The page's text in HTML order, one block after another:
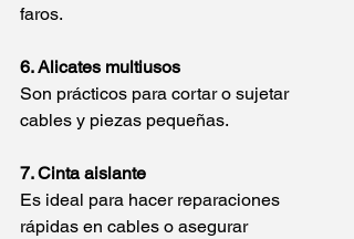
faros.
6. Alicates multiusos
Son prácticos para cortar o sujetar
cables y piezas pequeñas.
7. Cinta aislante
Es ideal para hacer reparaciones
rápidas en cables o asegurar